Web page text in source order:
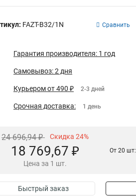
FAZT-B32/1N Сравнить
Гарантия производителя: 1 год
Самовывоз: 2 дня
Курьером от 490 ₽ 2-3 дней
Срочная доставка: 1 день
24 696,94 ₽ Скидка 24%
18 769,67 ₽
Цена за 1 шт.
От 20 шт:
Быстрый заказ